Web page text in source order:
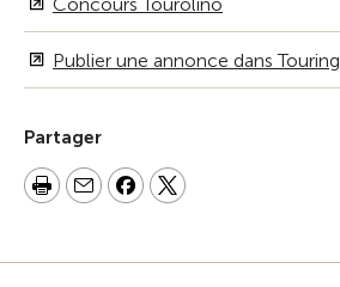
Publier une annonce dans Touring
Partager